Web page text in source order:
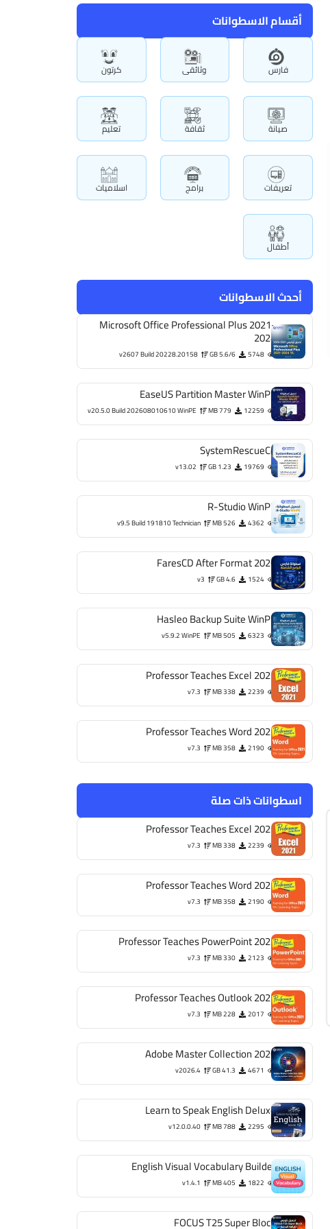
أقسام الاسطوانات
فارس وثائقى كرتون
صيانة ثقافة تعليم
تعريفات برامج اسلاميات
أطفال
أحدث الاسطوانات
Microsoft Office Professional Plus 2021-
2024
5748
5.6/6 GB
v2607 Build 20228.20158
EaseUS Partition Master WinPE
12259
779 MB
v20.5.0 Build 202608010610 WinPE
SystemRescueCd
19769
1.23 GB
v13.02
R-Studio WinPE
4362
526 MB
v9.5 Build 191810 Technician
FaresCD After Format 2026
1524
4.6 GB
v3
Hasleo Backup Suite WinPE
6323
505 MB
v5.9.2 WinPE
Professor Teaches Excel 2021
2239
338 MB
v7.3
Professor Teaches Word 2021
2190
358 MB
v7.3
اسطوانات ذات صلة
Professor Teaches Excel 2021
2239
338 MB
v7.3
Professor Teaches Word 2021
2190
358 MB
v7.3
Professor Teaches PowerPoint 2021
2123
330 MB
v7.3
Professor Teaches Outlook 2021
2017
228 MB
v7.3
Adobe Master Collection 2026
4671
41.3 GB
v2026.4
Learn to Speak English Deluxe
2295
788 MB
v12.0.0.40
English Visual Vocabulary Builder
1822
405 MB
v1.4.1
FOCUS T25 Super Block